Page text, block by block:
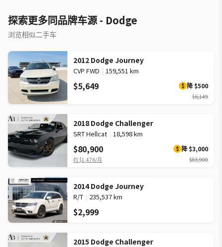
探索更多同品牌车源 - Dodge
浏览相似二手车
2012 Dodge Journey
CVP FWD | 159,551 km
$5,649 $ 降 $500
$6,149
2018 Dodge Challenger
SRT Hellcat | 18,598 km
$80,900 $ 降 $3,000
约 $1,476/月 $83,900
2014 Dodge Journey
R/T | 235,537 km
$2,999
2015 Dodge Challenger